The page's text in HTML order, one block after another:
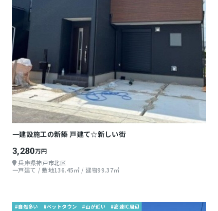
一建設施工の新築 戸建て☆新しい街
3,280万円
兵庫県神戸市北区
一戸建て / 敷地136.45㎡ / 建物99.37㎡
#自然多い #ベットタウン #山が近い #高速IC周辺